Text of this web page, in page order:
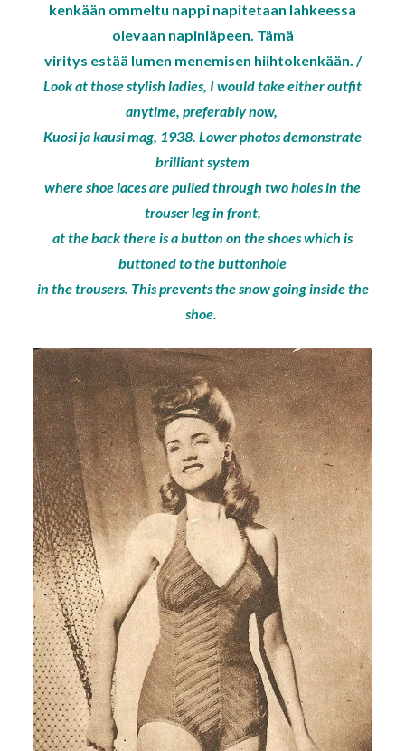
kenkään ommeltu nappi napitetaan lahkeessa
olevaan napinläpeen. Tämä
viritys estää lumen menemisen hiihtokenkään. /
Look at those stylish ladies, I would take either outfit
anytime, preferably now,
Kuosi ja kausi mag, 1938. Lower photos demonstrate
brilliant system
where shoe laces are pulled through two holes in the
trouser leg in front,
at the back there is a button on the shoes which is
buttoned to the buttonhole
in the trousers. This prevents the snow going inside the
shoe.